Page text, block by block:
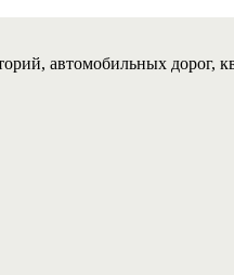
автомобильных дорог,